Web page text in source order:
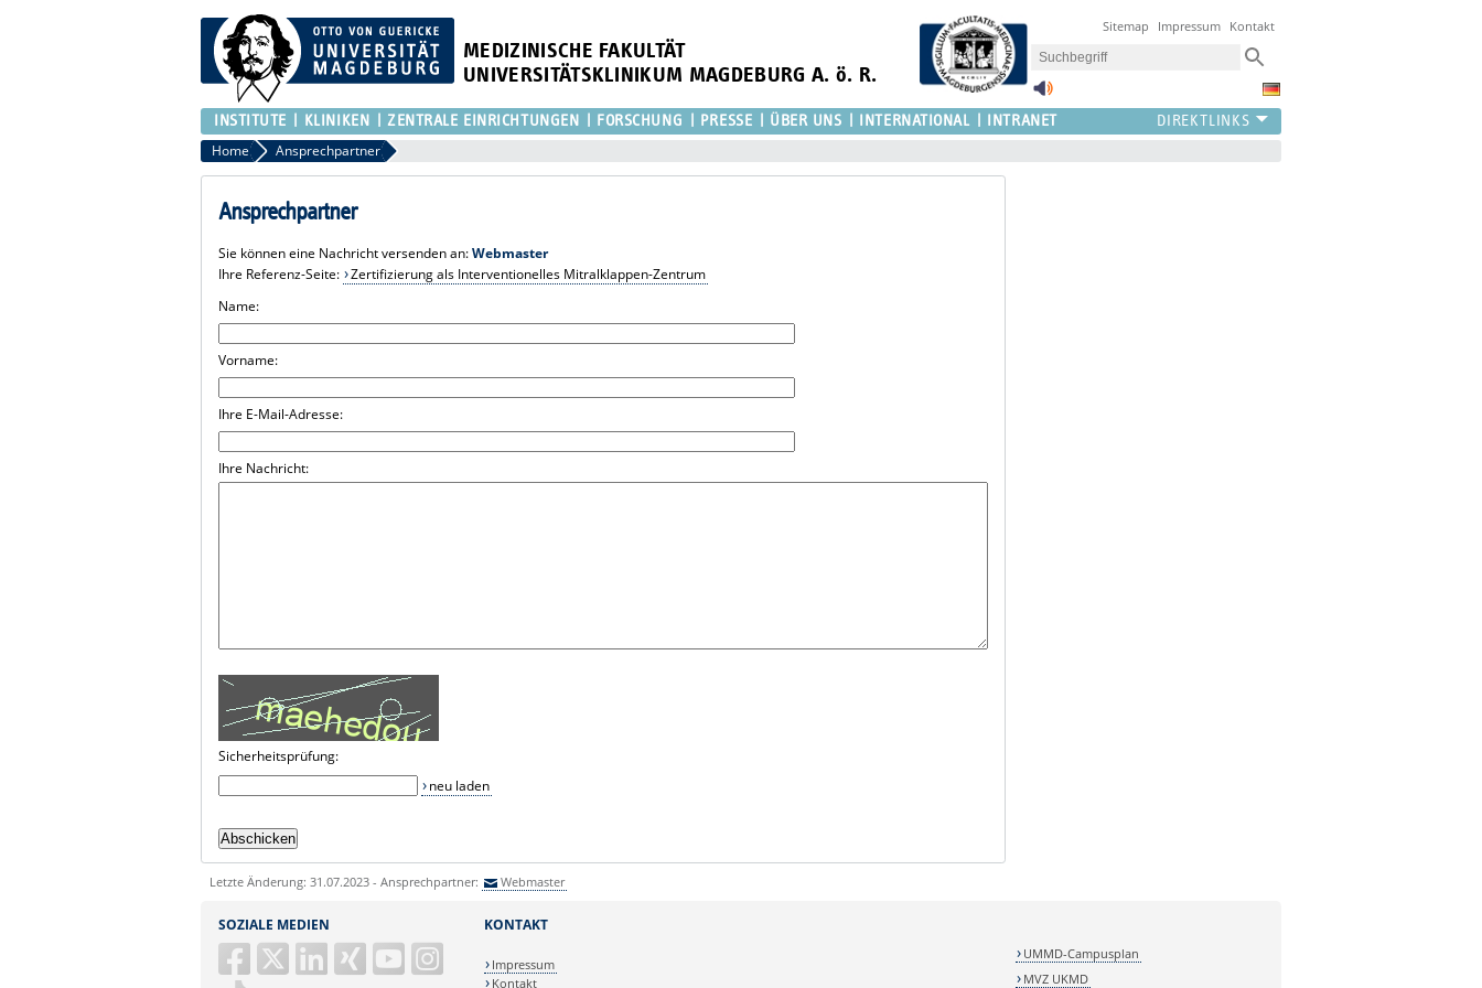
MEDIZINISCHE FAKULTÄT
UNIVERSITÄTSKLINIKUM MAGDEBURG A. ö. R.
Sitemap Impressum Kontakt
INSTITUTE KLINIKEN ZENTRALE EINRICHTUNGEN FORSCHUNG PRESSE ÜBER UNS INTERNATIONAL INTRANET
Home Ansprechpartner
Ansprechpartner
Sie können eine Nachricht versenden an:Webmaster
Ihre Referenz-Seite: Zertifizierung als Interventionelles Mitralklappen-Zentrum
Name:
Vorname:
Ihre E-Mail-Adresse:
Ihre Nachricht:
Sicherheitsprüfung:
neu laden
Letzte Änderung: 31.07.2023 - Ansprechpartner: Webmaster
SOZIALE MEDIEN KONTAKT
Impressum
Kontakt
UMMD-Campusplan
MVZ UKMD